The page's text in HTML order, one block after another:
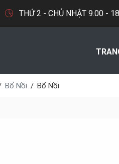
THỨ 2 - CHỦ NHẬT 9.00 -
Bố Nồi Bố Nồi